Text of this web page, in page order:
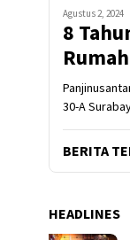
Agustus 2, 2024
8
30-A
BERITA
HEADLINES